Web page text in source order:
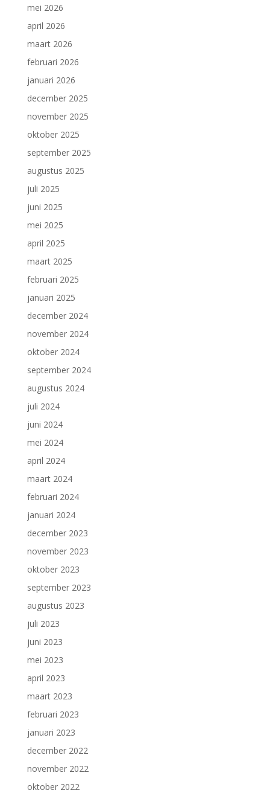
mei 2026
april 2026
maart 2026
februari 2026
januari 2026
december 2025
november 2025
oktober 2025
september 2025
augustus 2025
juli 2025
juni 2025
mei 2025
april 2025
maart 2025
februari 2025
januari 2025
december 2024
november 2024
oktober 2024
september 2024
augustus 2024
juli 2024
juni 2024
mei 2024
april 2024
maart 2024
februari 2024
januari 2024
december 2023
november 2023
oktober 2023
september 2023
augustus 2023
juli 2023
juni 2023
mei 2023
april 2023
maart 2023
februari 2023
januari 2023
december 2022
november 2022
oktober 2022